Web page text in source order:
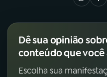
Dê sua opinião
conteúdo que você
Escolha sua